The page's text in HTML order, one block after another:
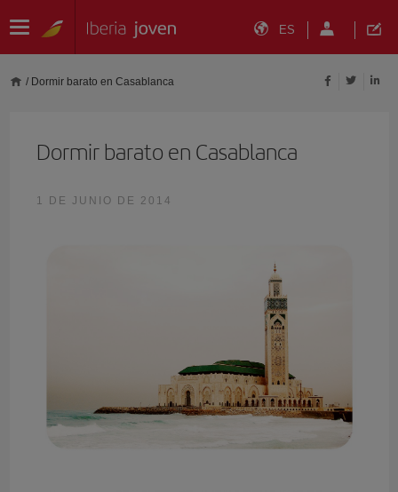
ES
/ Dormir barato en Casablanca
Dormir barato en Casablanca
1 DE JUNIO DE 2014